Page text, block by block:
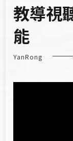
教導視
能
YanRong